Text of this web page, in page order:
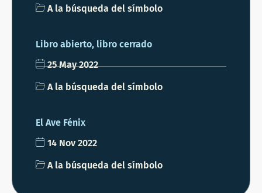
A la búsqueda del símbolo
Libro abierto, libro cerrado
25 May 2022
A la búsqueda del símbolo
El Ave Fénix
14 Nov 2022
A la búsqueda del símbolo